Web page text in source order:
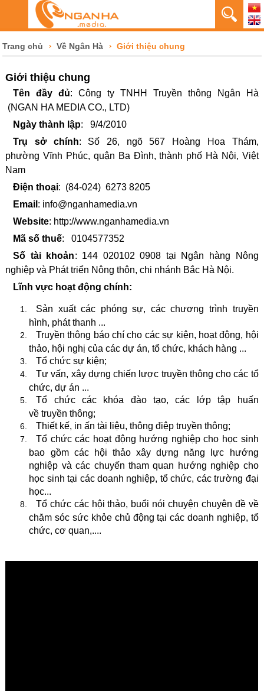
Trang chủ Về Ngân Hà Giới thiệu chung
Giới thiệu chung
Tên đầy đủ: Công ty TNHH Truyền thông Ngân Hà
(NGAN HA MEDIA CO., LTD)
Ngày thành lập: 9/4/2010
Trụ sở chính: Số 26, ngõ 567 Hoàng Hoa Thám,
phường Vĩnh Phúc, quận Ba Đình, thành phố Hà Nội, Việt
Nam
Điện thoại: (84-024) 6273 8205
Email : info@nganhamedia.vn
Website: http://www.nganhamedia.vn
Mã số thuế: 0104577352
Số tài khoản: 144 020102 0908 tại Ngân hàng Nông
nghiệp và Phát triển Nông thôn, chi nhánh Bắc Hà Nội.
Lĩnh vực hoạt động chính:
Sản xuất các phóng sự, các chương trình truyền
hình, phát thanh ...
Truyền thông báo chí cho các sự kiện, hoạt động, hội
thảo, hội nghị của các dự án, tổ chức, khách hàng ...
Tổ chức sự kiện;
Tư vấn, xây dựng chiến lược truyền thông cho các tổ
chức, dự án ...
Tổ chức các khóa đào tạo, các lớp tập huấn
về truyền thông;
Thiết kế, in ấn tài liệu, thông điệp truyền thông;
Tổ chức các hoạt động hướng nghiệp cho học sinh
bao gồm các hội thảo xây dựng năng lực hướng
nghiệp và các chuyến tham quan hướng nghiệp cho
học sinh tại các doanh nghiệp, tổ chức, các trường đại
học...
Tổ chức các hội thảo, buổi nói chuyện chuyên đề về
chăm sóc sức khỏe chủ động tại các doanh nghiệp, tổ
chức, cơ quan,....